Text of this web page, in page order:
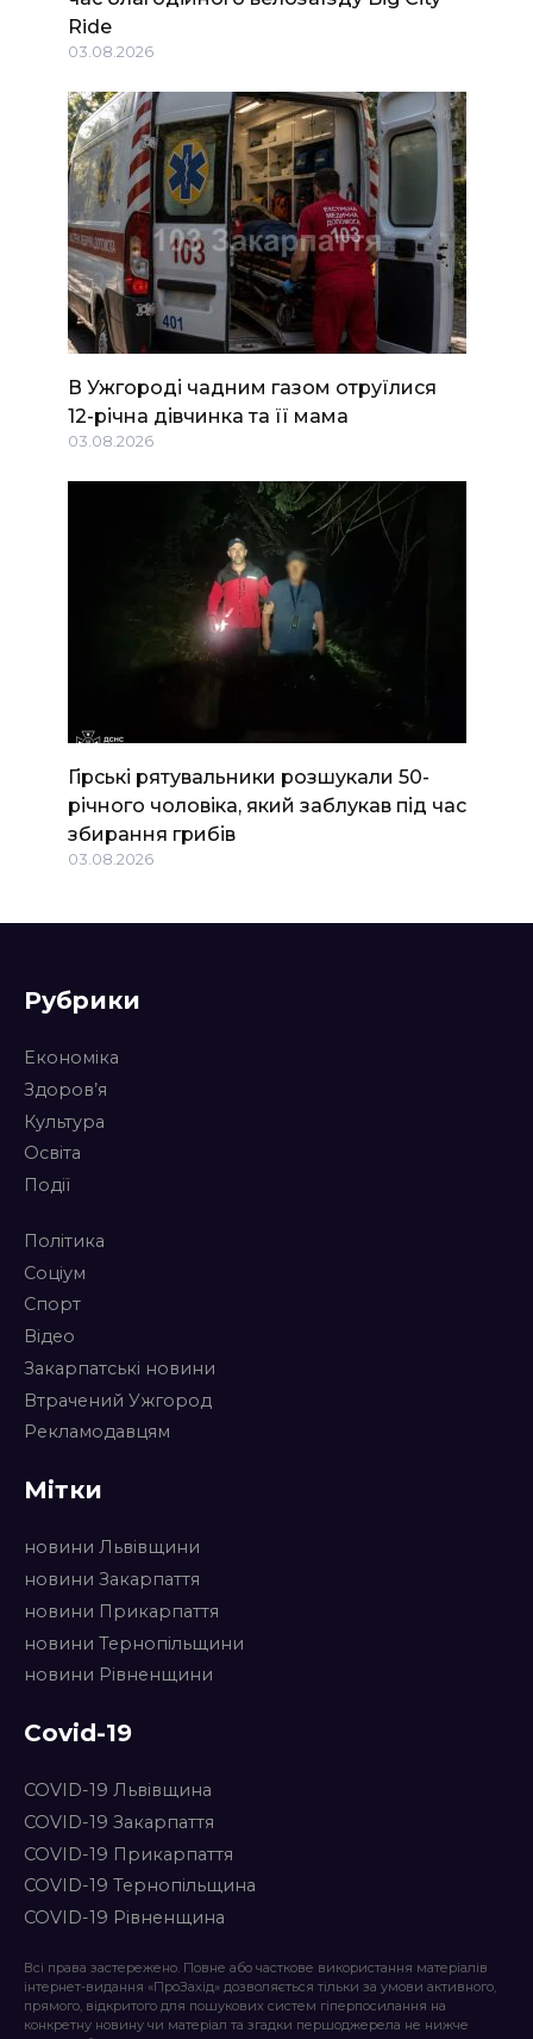
Ride
03.08.2026
В Ужгороді чадним газом отруїлися
12-річна дівчинка та її мама
03.08.2026
Гірські рятувальники розшукали 50-
річного чоловіка, який заблукав під час
збирання грибів
03.08.2026
Рубрики
Економіка
Здоров’я
Культура
Освіта
Події
Політика
Соціум
Спорт
Відео
Закарпатські новини
Втрачений Ужгород
Рекламодавцям
Мітки
новини Львівщини
новини Закарпаття
новини Прикарпаття
новини Тернопільщини
новини Рівненщини
Covid-19
COVID-19 Львівщина
COVID-19 Закарпаття
COVID-19 Прикарпаття
COVID-19 Тернопільщина
COVID-19 Рівненщина
Всі права застережено. Повне або часткове використання матеріалів
інтернет-видання «ПроЗахід» дозволяється тільки за умови активного,
прямого, відкритого для пошукових систем гіперпосилання на
конкретну новину чи матеріал та згадки першоджерела не нижче